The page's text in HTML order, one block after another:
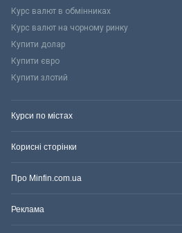
Курс валют в обмінниках
Курс валют на чорному ринку
Купити долар
Купити євро
Купити злотий
Курси по містах
Корисні сторінки
Про Minfin.com.ua
Реклама